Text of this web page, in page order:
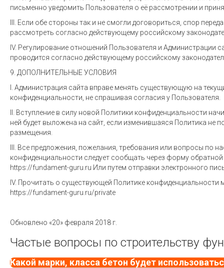
письменно уведомить Пользователя о её рассмотрении и
III. Если обе стороны так и не смогли договориться, спор
рассмотреть согласно действующему российскому
IV. Регулирование отношений Пользователя и Администрации
проводится согласно действующему российскому
9. ДОПОЛНИТЕЛЬНЫЕ УСЛОВИЯ
I. Администрация сайта вправе менять существующую на
конфиденциальности, не спрашивая согласия у Пользователя.
II. Вступление в силу новой Политики конфиденциальности
ней будет выложена на сайт, если изменившаяся Политика не
размещения.
III. Все предложения, пожелания, требования или вопросы по
конфиденциальности следует сообщать через форму
https://fundament-guru.ru Или путем отправки электронного
IV. Прочитать о существующей Политике конфиденциальности
https://fundament-guru.ru/private
Обновлено «20» февраля 2018 г.
Частые вопросы по строительству
Какой марки, класса бетон будет